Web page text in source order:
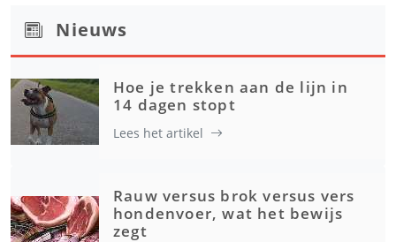
Nieuws
Hoe je trekken aan de lijn in
14 dagen stopt
Lees het artikel
Rauw versus brok versus vers
hondenvoer, wat het bewijs
zegt